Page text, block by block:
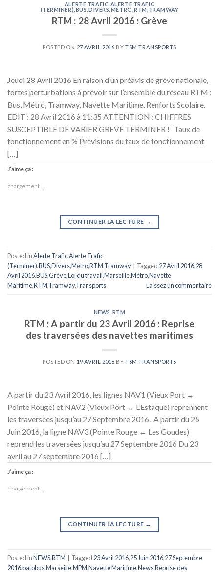
ALERTE TRAFIC ALERTE TRAFIC
(TERMINER) BUS DIVERS MÉTRO ,RTM TRAMWAY
RTM : 28 Avril 2016 : Grève
POSTED ON 27 AVRIL 2016 BYTSM TRANSPORTS
Jeudi 28 Avril 2016 En raison d’un préavis de grève nationale,
fortes perturbations à prévoir sur l’ensemble du réseau RTM :
Bus, Métro, Tramway, Navette Maritime, Renforts Scolaire.
EDIT : 28 Avril 2016 à 11:35 ATTENTION : CHIFFRES
SUSCEPTIBLE DE VARIER GREVE TERMINER ! Taux de
fonctionnement en % Prévisions du taux de fonctionnement
[…]
J’aime ça :
chargement…
CONTINUER LA LECTURE →
Posted inAlerte Trafic,Alerte Trafic
(Terminer),BUS,Divers,Métro,RTM,Tramway Tagged 27 Avril 2016,28
Avril 2016,BUS,Grève,Loi du travail,Marseille,Métro,Navette
Maritime,RTM,Tramway,Transports Laissez un commentaire
NEWS RTM
RTM : A partir du 23 Avril 2016 : Reprise
des traversées des navettes maritimes
POSTED ON 19 AVRIL 2016 BYTSM TRANSPORTS
A partir du 23 Avril 2016, les lignes NAV1 (Vieux Port ↔
Pointe Rouge) et NAV2 (Vieux Port ↔ L’Estaque) reprennent
les traversées jusqu’au 27 Septembre 2016. A partir du 25
Juin 2016, la ligne NAV3 (Pointe Rouge ↔ Les Goudes)
reprend les traversées jusqu’au 27 Septembre 2016 Du 23
avril au 27 septembre 2016 […]
J’aime ça :
chargement…
CONTINUER LA LECTURE →
Posted inNEWS,RTM Tagged 23 Avril 2016,25 Juin 2016,27 Septembre
2016,batobus,Marseille,MPM,Navette Maritime,News,Reprise des